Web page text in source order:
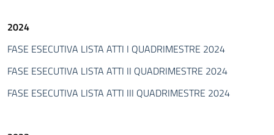
2024
FASE ESECUTIVA LISTA ATTI I QUADRIMESTRE 2024
FASE ESECUTIVA LISTA ATTI II QUADRIMESTRE 2024
FASE ESECUTIVA LISTA ATTI III QUADRIMESTRE 2024